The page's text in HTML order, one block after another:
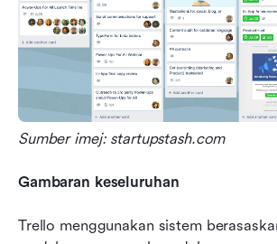
Sumber imej: startupstash.com
Gambaran keseluruhan
Trello menggunakan sistem